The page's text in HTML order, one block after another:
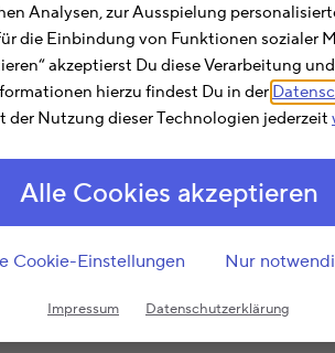
Analysen, zur Ausspielung
die Einbindung von Funktionen sozialer
akzeptierst Du diese Verarbeitung
hierzu findest Du in der
der Nutzung dieser Technologien jederzeit
Alle Cookies akzeptieren
Cookie-Einstellungen Nur
Impressum Datenschutzerklärung
wie Fahrtkosten,
absetzen. Dies gilt
gefahren sind.
Weiterlesen